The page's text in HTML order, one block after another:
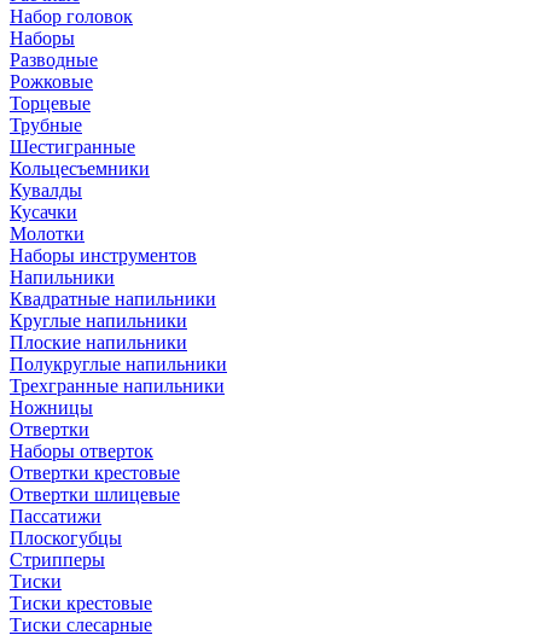
Набор головок
Наборы
Разводные
Рожковые
Торцевые
Трубные
Шестигранные
Кольцесъемники
Кувалды
Кусачки
Молотки
Наборы инструментов
Напильники
Квадратные напильники
Круглые напильники
Плоские напильники
Полукруглые напильники
Трехгранные напильники
Ножницы
Отвертки
Наборы отверток
Отвертки крестовые
Отвертки шлицевые
Пассатижи
Плоскогубцы
Стрипперы
Тиски
Тиски крестовые
Тиски слесарные